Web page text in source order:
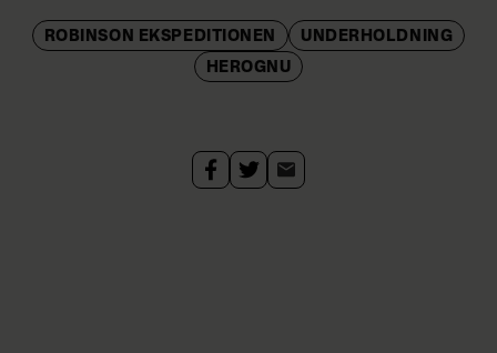
ROBINSON EKSPEDITIONEN
UNDERHOLDNING
HEROGNU